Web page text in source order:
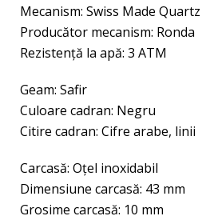
Mecanism: Swiss Made Quartz
Producător mecanism: Ronda
Rezistenţă la apă: 3 ATM
Geam: Safir
Culoare cadran: Negru
Citire cadran: Cifre arabe, linii
Carcasă: Oțel inoxidabil
Dimensiune carcasă: 43 mm
Grosime carcasă: 10 mm